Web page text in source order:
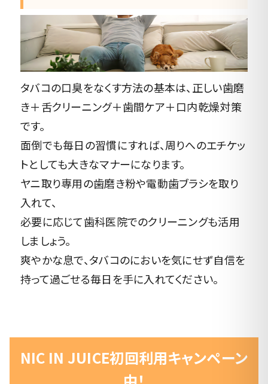
タバコの口臭をなくす方法の基本は、正しい歯磨
き＋舌クリーニング＋歯間ケア＋口内乾燥対策
です。
面倒でも毎日の習慣にすれば、周りへのエチケッ
トとしても大きなマナーになります。
ヤニ取り専用の歯磨き粉や電動歯ブラシを取り
入れて、
必要に応じて歯科医院でのクリーニングも活用
しましょう。
爽やかな息で、タバコのにおいを気にせず自信を
持って過ごせる毎日を手に入れてください。
NIC IN JUICE初回利用キャンペーン